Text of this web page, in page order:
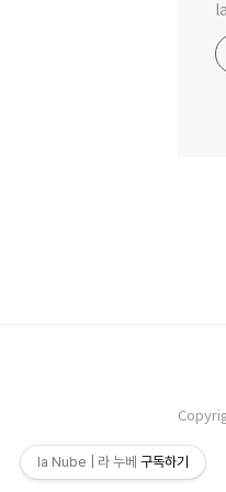
la Nube | 라 누베 구독하기